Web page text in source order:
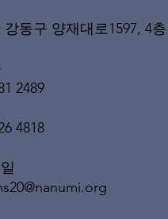
강동구 양재대로1597, 4층
2489
4818